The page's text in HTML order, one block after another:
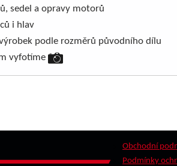
sedel a opravy motorů
i hlav
podle rozměrů původního dílu
vyfotíme
Obchodní
Podmínky